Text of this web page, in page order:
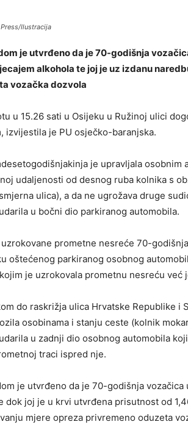
Ilustracija
je utvrđeno da je 70-godišnja
alkohola te joj je uz izdanu
vozačka dozvola
u 15.26 sati u Osijeku u Ružinoj ulici
izvijestila je PU osječko-baranjska.
je upravljala
udaljenosti od desnog ruba kolnika s
ulica), a da ne ugrožava druge
u bočni dio parkiranog automobila.
uzrokovane prometne nesreće 70-
oštećenog parkiranog osobnog
je uzrokovala prometnu nesreću već
do raskrižja ulica Hrvatske Republike i
osobinama i stanju ceste (kolnik
u zadnji dio osobnog automobila
traci ispred nje.
je utvrđeno da je 70-godišnja
dok joj je u krvi utvrđena prisutnost od
mjere opreza privremeno oduzeta